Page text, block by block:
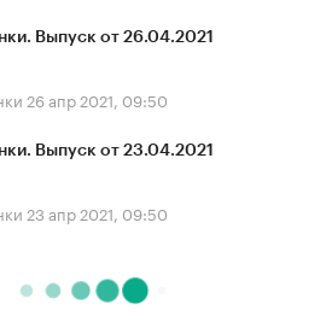
Выпуск от 26.04.2021
26 апр 2021, 09:50
Выпуск от 23.04.2021
23 апр 2021, 09:50